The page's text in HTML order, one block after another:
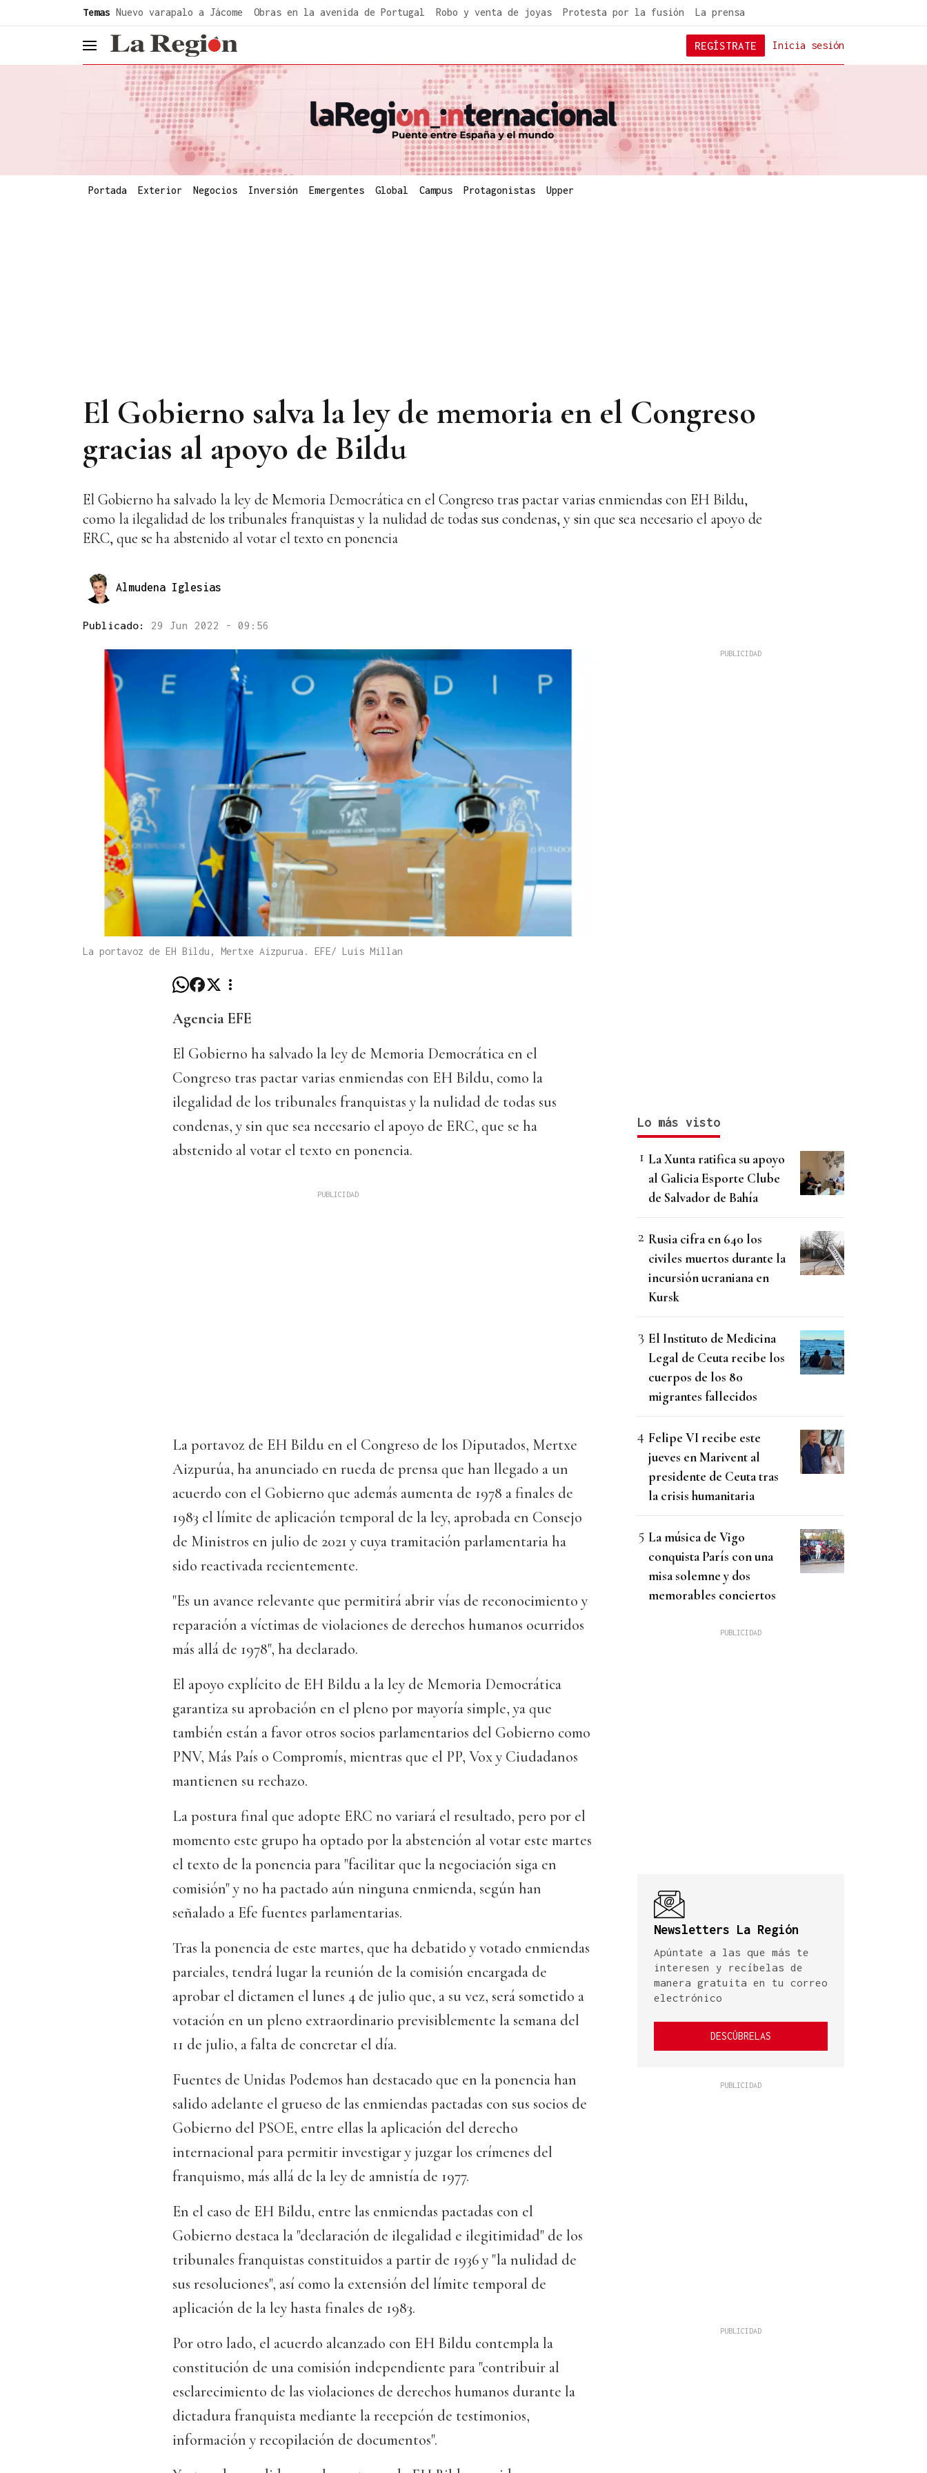
Temas Nuevo varapalo a Jácome Obras en la avenida de Portugal Robo y venta de joyas Protesta por la fusión La prensa
header.menu.open Inicia sesión
REGÍSTRATE
Portada Exterior Negocios Inversión Emergentes Global Campus Protagonistas Upper
El Gobierno salva la ley de memoria en el Congreso
gracias al apoyo de Bildu
El Gobierno ha salvado la ley de Memoria Democrática en el Congreso tras pactar varias enmiendas con EH Bildu,
como la ilegalidad de los tribunales franquistas y la nulidad de todas sus condenas, y sin que sea necesario el apoyo de
ERC, que se ha abstenido al votar el texto en ponencia
Almudena Iglesias
Publicado: 29 Jun 2022 - 09:56
La portavoz de EH Bildu, Mertxe Aizpurua. EFE/ Luis Millan
Agencia EFE
El Gobierno ha salvado la ley de Memoria Democrática en el
Congreso tras pactar varias enmiendas con EH Bildu, como la
ilegalidad de los tribunales franquistas y la nulidad de todas sus
condenas, y sin que sea necesario el apoyo de ERC, que se ha
abstenido al votar el texto en ponencia.
La portavoz de EH Bildu en el Congreso de los Diputados, Mertxe
Aizpurúa, ha anunciado en rueda de prensa que han llegado a un
acuerdo con el Gobierno que además aumenta de 1978 a finales de
1983 el límite de aplicación temporal de la ley, aprobada en Consejo
de Ministros en julio de 2021 y cuya tramitación parlamentaria ha
sido reactivada recientemente.
"Es un avance relevante que permitirá abrir vías de reconocimiento y
reparación a víctimas de violaciones de derechos humanos ocurridos
más allá de 1978", ha declarado.
El apoyo explícito de EH Bildu a la ley de Memoria Democrática
garantiza su aprobación en el pleno por mayoría simple, ya que
también están a favor otros socios parlamentarios del Gobierno como
PNV, Más País o Compromís, mientras que el PP, Vox y Ciudadanos
mantienen su rechazo.
La postura final que adopte ERC no variará el resultado, pero por el
momento este grupo ha optado por la abstención al votar este martes
el texto de la ponencia para "facilitar que la negociación siga en
comisión" y no ha pactado aún ninguna enmienda, según han
señalado a Efe fuentes parlamentarias.
Tras la ponencia de este martes, que ha debatido y votado enmiendas
parciales, tendrá lugar la reunión de la comisión encargada de
aprobar el dictamen el lunes 4 de julio que, a su vez, será sometido a
votación en un pleno extraordinario previsiblemente la semana del
11 de julio, a falta de concretar el día.
Fuentes de Unidas Podemos han destacado que en la ponencia han
salido adelante el grueso de las enmiendas pactadas con sus socios de
Gobierno del PSOE, entre ellas la aplicación del derecho
internacional para permitir investigar y juzgar los crímenes del
franquismo, más allá de la ley de amnistía de 1977.
En el caso de EH Bildu, entre las enmiendas pactadas con el
Gobierno destaca la "declaración de ilegalidad e ilegitimidad" de los
tribunales franquistas constituidos a partir de 1936 y "la nulidad de
sus resoluciones", así como la extensión del límite temporal de
aplicación de la ley hasta finales de 1983.
Por otro lado, el acuerdo alcanzado con EH Bildu contempla la
constitución de una comisión independiente para "contribuir al
esclarecimiento de las violaciones de derechos humanos durante la
dictadura franquista mediante la recepción de testimonios,
información y recopilación de documentos".
Lo más visto
La Xunta ratifica su apoyo
al Galicia Esporte Clube
de Salvador de Bahía
Rusia cifra en 640 los
civiles muertos durante la
incursión ucraniana en
Kursk
El Instituto de Medicina
Legal de Ceuta recibe los
cuerpos de los 80
migrantes fallecidos
Felipe VI recibe este
jueves en Marivent al
presidente de Ceuta tras
la crisis humanitaria
La música de Vigo
conquista París con una
misa solemne y dos
memorables conciertos
Newsletters La Región
Apúntate a las que más te
interesen y recíbelas de
manera gratuita en tu correo
electrónico
DESCÚBRELAS